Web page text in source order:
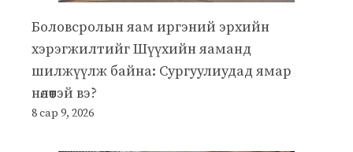
Боловсролын яам иргэний эрхийн
хэрэгжилтийг Шүүхийн яаманд
шилжүүлж байна: Сургуулиудад ямар
нөлөөтэй вэ?
8 сар 9, 2026